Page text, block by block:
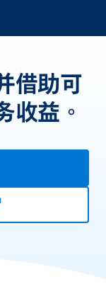
借助可
收益。